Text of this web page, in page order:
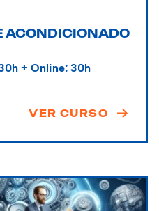
ACONDICIONADO
+ Online: 30h
VER CURSO